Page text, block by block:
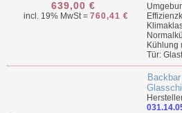
639,00 €
incl. 19% MwSt = 760,41 €
Kühlung
Tür: